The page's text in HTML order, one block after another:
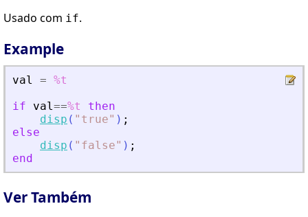
Usado com if.
Example
val = %t
if
val==%t
then
disp ( " true" ) ;
else
disp ( " false" ) ;
end
Ver Também